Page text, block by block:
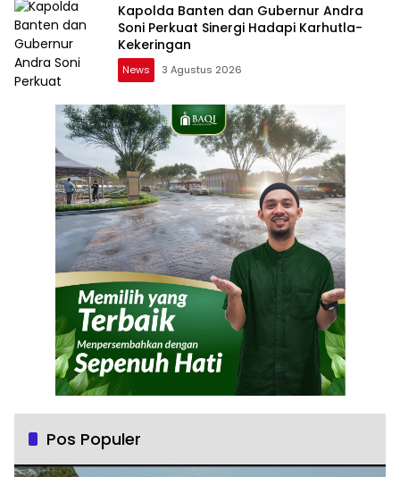
Kapolda Banten dan Gubernur Andra
Soni Perkuat Sinergi Hadapi Karhutla-
Kekeringan
News 3 Agustus 2026
Pos Populer